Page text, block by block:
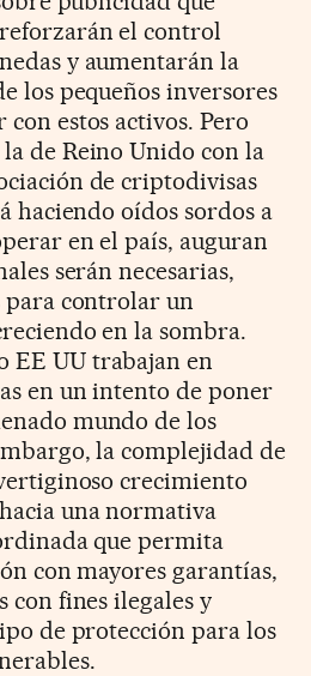
el control
y aumentarán la
los pequeños inversores
estos activos. Pero
de Reino Unido con la
de criptodivisas
haciendo oídos sordos a
en el país, auguran
serán necesarias,
para controlar un
en la sombra.
EE UU trabajan en
en un intento de poner
mundo de los
la complejidad de
crecimiento
una normativa
que permita
con mayores garantías,
fines ilegales y
de protección para los